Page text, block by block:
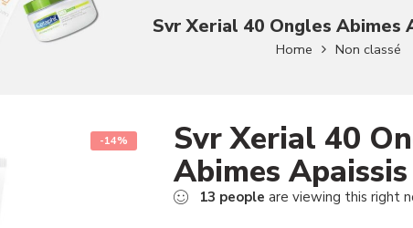
Svr Xerial 40 Ongles Abimes
Home Non classé
-14% Svr Xerial 40
Abimes
13 people are viewing this right